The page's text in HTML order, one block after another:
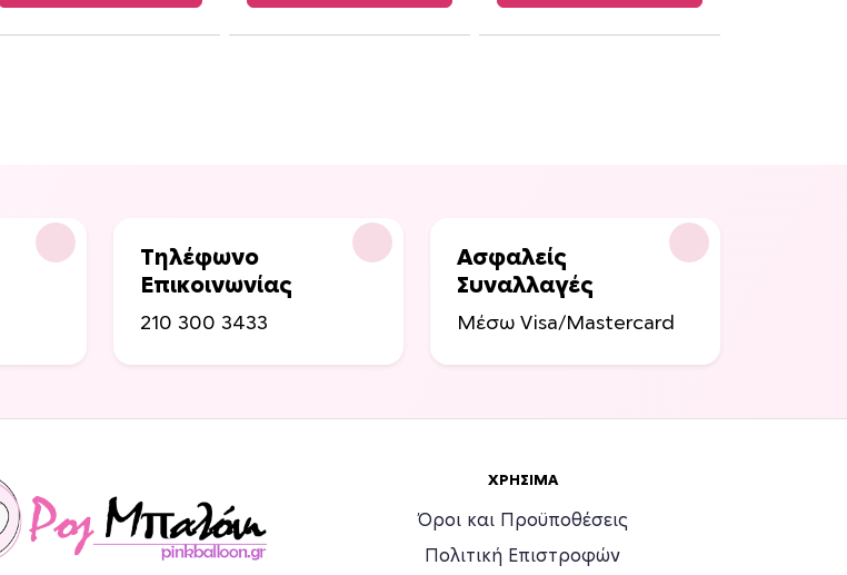
Τηλέφωνο
Επικοινωνίας
210 300 3433
Ασφαλείς
Συναλλαγές
Μέσω Visa/Mastercard
ΧΡΉΣΙΜΑ
Όροι και Προϋποθέσεις
Πολιτική Επιστροφών